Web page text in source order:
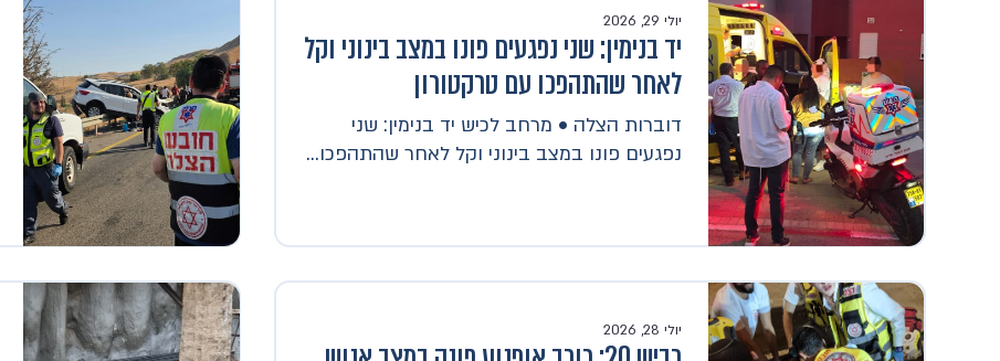
יולי 29, 2026
יד בנימין: שני נפגעים פונו במצב בינוני וקל
לאחר שהתהפכו עם טרקטורון
דוברות הצלה • מרחב לכיש יד בנימין: שני
נפגעים פונו במצב בינוני וקל לאחר שהתהפכו...
יולי 28, 2026